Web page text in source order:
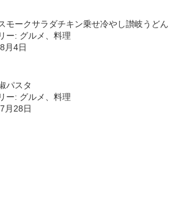
モークサラダチキン乗せ冷やし讃岐うどん
ー: グルメ、料理
月4日
パスタ
ー: グルメ、料理
月28日